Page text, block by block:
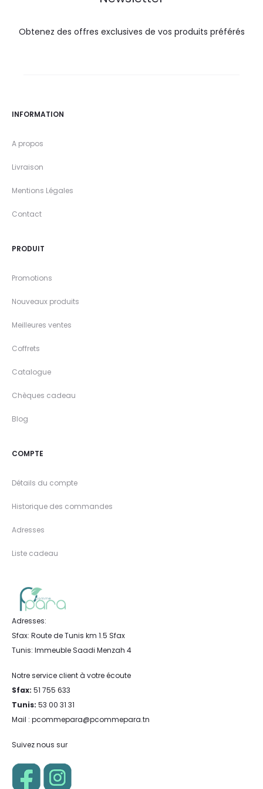
Obtenez des offres exclusives de vos produits préférés
INFORMATION
A propos
Livraison
Mentions Légales
Contact
PRODUIT
Promotions
Nouveaux produits
Meilleures ventes
Coffrets
Catalogue
Chèques cadeau
Blog
COMPTE
Détails du compte
Historique des commandes
Adresses
Liste cadeau
Adresses:
Sfax: Route de Tunis km 1.5 Sfax
Tunis: Immeuble Saadi Menzah 4
Notre service client à votre écoute
Sfax: 51 755 633
Tunis: 53 00 31 31
Mail : pcommepara@pcommepara.tn
Suivez nous sur